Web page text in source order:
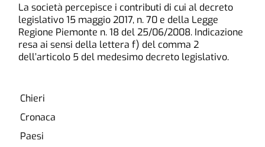
La società percepisce i contributi di cui al decreto
legislativo 15 maggio 2017, n. 70 e della Legge
Regione Piemonte n. 18 del 25/06/2008. Indicazione
resa ai sensi della lettera f) del comma 2
dell’articolo 5 del medesimo decreto legislativo.
Chieri
Cronaca
Paesi